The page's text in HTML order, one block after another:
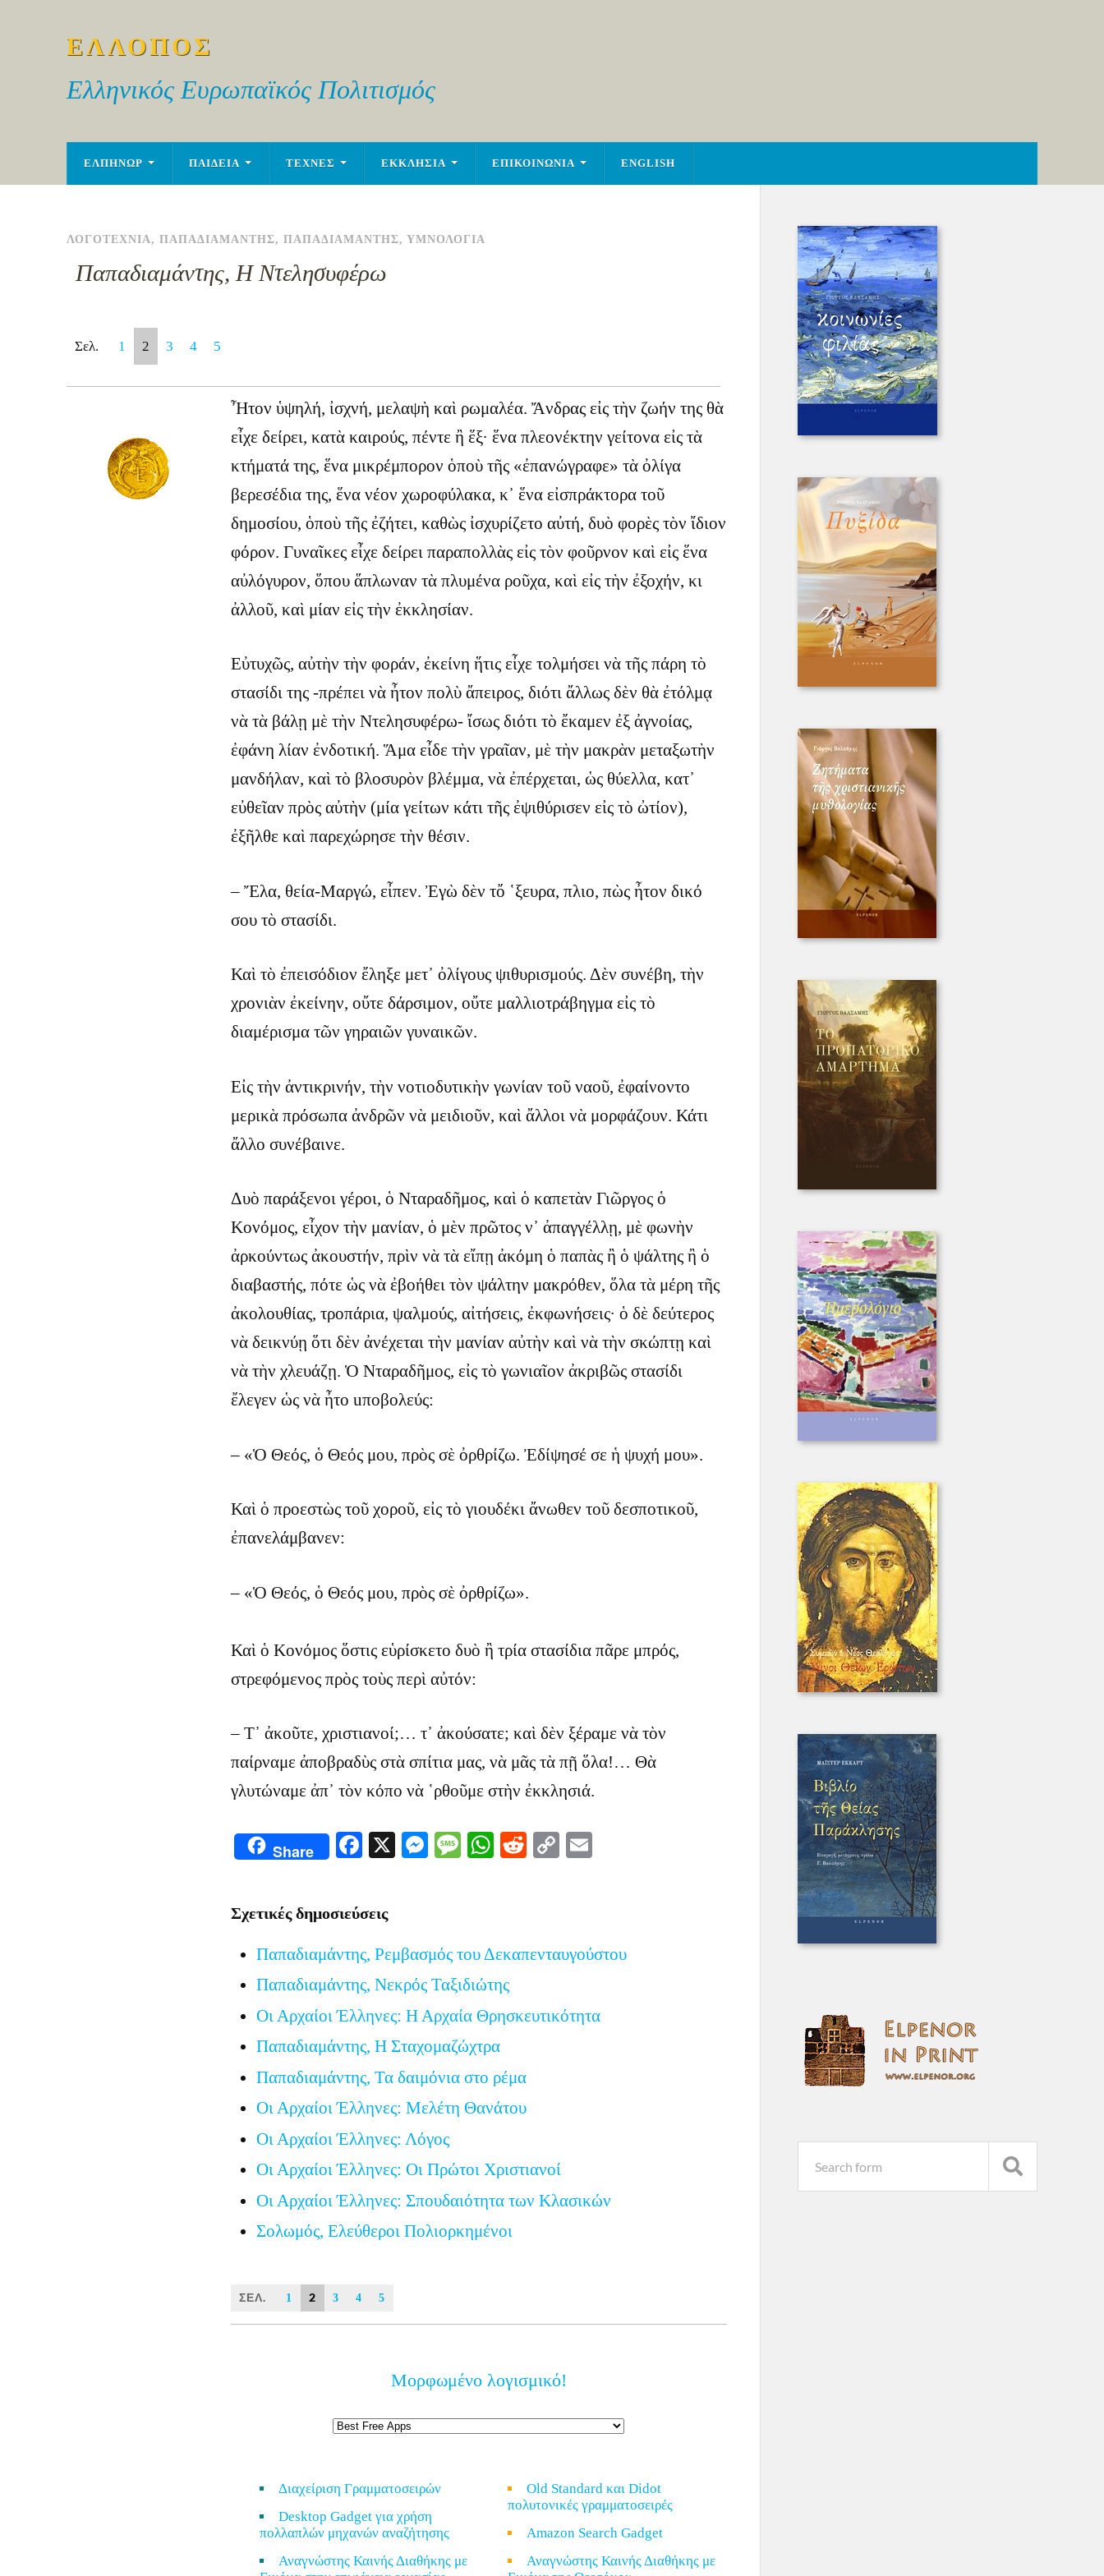
ΕΛΛΟΠΟΣ
Ελληνικός Ευρωπαϊκός Πολιτισμός
ΕΛΠΗΝΩΡ ΠΑΙΔΕΙΑ ΤΕΧΝΕΣ ΕΚΚΛΗΣΙΑ ΕΠΙΚΟΙΝΩΝΙΑ ENGLISH
ΛΟΓΟΤΕΧΝΙΑ, ΠΑΠΑΔΙΑΜΑΝΤΗΣ, ΠΑΠΑΔΙΑΜΑΝΤΗΣ, ΥΜΝΟΛΟΓΙΑ
Παπαδιαμάντης, Η Ντελησυφέρω
Σελ. 1 2 3 4 5
Ἦτον ὑψηλή, ἰσχνή, μελαψὴ καὶ ρωμαλέα. Ἄνδρας εἰς τὴν ζωήν της θὰ
εἶχε δείρει, κατὰ καιρούς, πέντε ἢ ἕξ· ἕνα πλεονέκτην γείτονα εἰς τὰ
κτήματά της, ἕνα μικρέμπορον ὁποὺ τῆς «ἐπανώγραφε» τὰ ὀλίγα
βερεσέδια της, ἕνα νέον χωροφύλακα, κ᾿ ἕνα εἰσπράκτορα τοῦ
δημοσίου, ὁποὺ τῆς ἐζήτει, καθὼς ἰσχυρίζετο αὐτή, δυὸ φορὲς τὸν ἴδιον
φόρον. Γυναῖκες εἶχε δείρει παραπολλὰς εἰς τὸν φοῦρνον καὶ εἰς ἕνα
αὐλόγυρον, ὅπου ἅπλωναν τὰ πλυμένα ροῦχα, καὶ εἰς τὴν ἐξοχήν, κι
ἀλλοῦ, καὶ μίαν εἰς τὴν ἐκκλησίαν.
Εὐτυχῶς, αὐτὴν τὴν φοράν, ἐκείνη ἥτις εἶχε τολμήσει νὰ τῆς πάρη τὸ
στασίδι της -πρέπει νὰ ἦτον πολὺ ἄπειρος, διότι ἄλλως δὲν θὰ ἐτόλμᾳ
νὰ τὰ βάλῃ μὲ τὴν Ντελησυφέρω- ἴσως διότι τὸ ἔκαμεν ἐξ ἀγνοίας,
ἐφάνη λίαν ἐνδοτική. Ἅμα εἶδε τὴν γραῖαν, μὲ τὴν μακρὰν μεταξωτὴν
μανδήλαν, καὶ τὸ βλοσυρὸν βλέμμα, νὰ ἐπέρχεται, ὡς θύελλα, κατ᾿
εὐθεῖαν πρὸς αὐτὴν (μία γείτων κάτι τῆς ἐψιθύρισεν εἰς τὸ ὠτίον),
ἐξῆλθε καὶ παρεχώρησε τὴν θέσιν.
– Ἔλα, θεία-Μαργώ, εἶπεν. Ἐγὼ δὲν τὄ ῾ξευρα, πλιο, πὼς ἦτον δικό
σου τὸ στασίδι.
Καὶ τὸ ἐπεισόδιον ἔληξε μετ᾿ ὀλίγους ψιθυρισμούς. Δὲν συνέβη, τὴν
χρονιὰν ἐκείνην, οὔτε δάρσιμον, οὔτε μαλλιοτράβηγμα εἰς τὸ
διαμέρισμα τῶν γηραιῶν γυναικῶν.
Εἰς τὴν ἀντικρινήν, τὴν νοτιοδυτικὴν γωνίαν τοῦ ναοῦ, ἐφαίνοντο
μερικὰ πρόσωπα ἀνδρῶν νὰ μειδιοῦν, καὶ ἄλλοι νὰ μορφάζουν. Κάτι
ἄλλο συνέβαινε.
Δυὸ παράξενοι γέροι, ὁ Νταραδῆμος, καὶ ὁ καπετὰν Γιῶργος ὁ
Κονόμος, εἶχον τὴν μανίαν, ὁ μὲν πρῶτος ν᾿ ἀπαγγέλλῃ, μὲ φωνὴν
ἀρκούντως ἀκουστήν, πρὶν νὰ τὰ εἴπῃ ἀκόμη ὁ παπὰς ἢ ὁ ψάλτης ἢ ὁ
διαβαστής, πότε ὡς νὰ ἐβοήθει τὸν ψάλτην μακρόθεν, ὅλα τὰ μέρη τῆς
ἀκολουθίας, τροπάρια, ψαλμούς, αἰτήσεις, ἐκφωνήσεις· ὁ δὲ δεύτερος
νὰ δεικνύῃ ὅτι δὲν ἀνέχεται τὴν μανίαν αὐτὴν καὶ νὰ τὴν σκώπτῃ καὶ
νὰ τὴν χλευάζῃ. Ὁ Νταραδῆμος, εἰς τὸ γωνιαῖον ἀκριβῶς στασίδι
ἔλεγεν ὡς νὰ ἦτο uποβολεύς:
– «Ὁ Θεός, ὁ Θεός μου, πρὸς σὲ ὀρθρίζω. Ἐδίψησέ σε ἡ ψυχή μου».
Καὶ ὁ προεστὼς τοῦ χοροῦ, εἰς τὸ γιουδέκι ἄνωθεν τοῦ δεσποτικοῦ,
ἐπανελάμβανεν:
– «Ὁ Θεός, ὁ Θεός μου, πρὸς σὲ ὀρθρίζω».
Καὶ ὁ Κονόμος ὅστις εὑρίσκετο δυὸ ἢ τρία στασίδια πᾶρε μπρός,
στρεφόμενος πρὸς τοὺς περὶ αὐτόν:
– Τ᾿ ἀκοῦτε, χριστιανοί;… τ᾿ ἀκούσατε; καὶ δὲν ξέραμε νὰ τὸν
παίρναμε ἀποβραδὺς στὰ σπίτια μας, νὰ μᾶς τὰ πῇ ὅλα!… Θὰ
γλυτώναμε ἀπ᾿ τὸν κόπο νὰ ῾ρθοῦμε στὴν ἐκκλησιά.
Share Facebook
X Messenger
Message
WhatsApp
Reddit
CopyEmail
Σχετικές δημοσιεύσεις
Παπαδιαμάντης, Ρεμβασμός του Δεκαπενταυγούστου
Παπαδιαμάντης, Νεκρός Ταξιδιώτης
Οι Αρχαίοι Έλληνες: Η Αρχαία Θρησκευτικότητα
Παπαδιαμάντης, Η Σταχομαζώχτρα
Παπαδιαμάντης, Τα δαιμόνια στο ρέμα
Οι Αρχαίοι Έλληνες: Μελέτη Θανάτου
Οι Αρχαίοι Έλληνες: Λόγος
Οι Αρχαίοι Έλληνες: Οι Πρώτοι Χριστιανοί
Οι Αρχαίοι Έλληνες: Σπουδαιότητα των Κλασικών
Σολωμός, Ελεύθεροι Πολιορκημένοι
ΣΕΛ. 1 2 3 4 5
Μορφωμένο λογισμικό!
Διαχείριση Γραμματοσειρών
Desktop Gadget για χρήση
πολλαπλών μηχανών αναζήτησης
Αναγνώστης Καινής Διαθήκης με
Old Standard και Didot
πολυτονικές γραμματοσειρές
Amazon Search Gadget
Αναγνώστης Καινής Διαθήκης με